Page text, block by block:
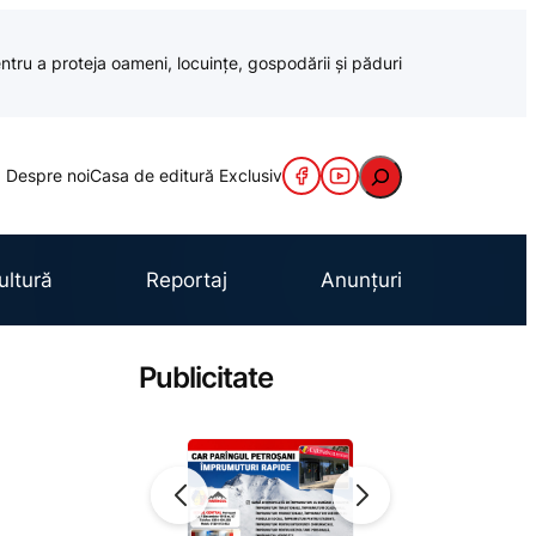
a proteja oameni, locuințe, gospodării și păduri
Despre noiCasa de editură Exclusiv Caută
Reportaj Anunțuri
Publicitate